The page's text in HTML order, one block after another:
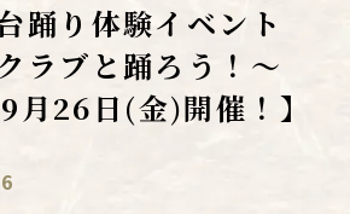
踊り体験イベント
ラブと踊ろう！～
月26日(金)開催！】